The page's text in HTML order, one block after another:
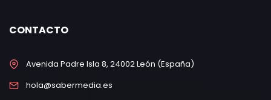
CONTACTO
Avenida Padre Isla 8, 24002 León (España)
hola@sabermedia.es